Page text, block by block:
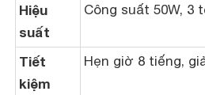
Hiệu
suất
Công suất 50W, 3
Tiết
kiệm
Hẹn giờ 8 tiếng,